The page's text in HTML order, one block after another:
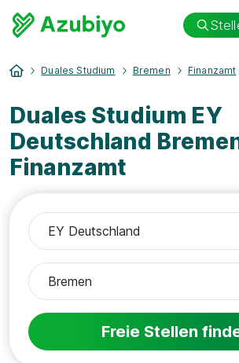
Duales Studium Bremen Finanzamt
Duales Studium EY
Deutschland
Finanzamt
Freie Stellen